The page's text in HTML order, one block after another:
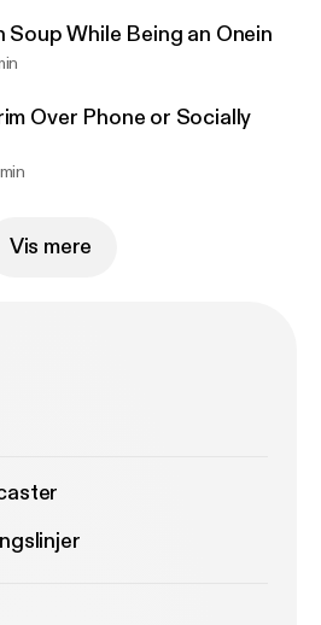
Soup While Being an Onein
Over Phone or Socially
Vis mere